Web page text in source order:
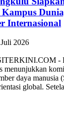
Internasional
2026
-
menunjukkan
daya manusia
global.